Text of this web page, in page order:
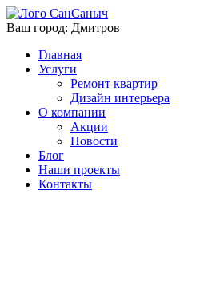
Ваш город: Дмитров
Главная
Услуги
Ремонт квартир
Дизайн интерьера
О компании
Акции
Новости
Блог
Наши проекты
Контакты